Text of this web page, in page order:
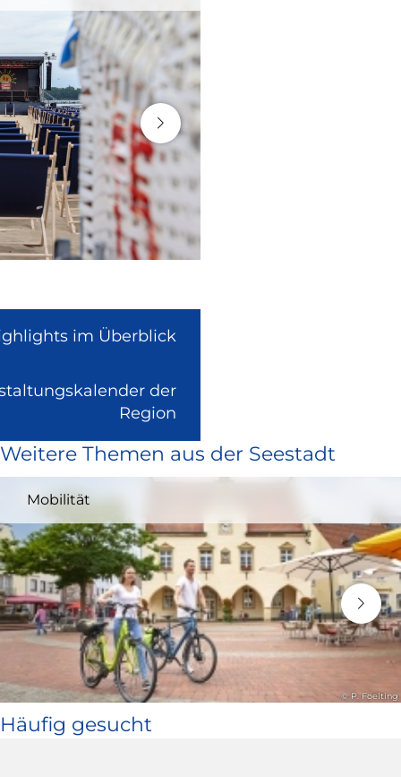
im Überblick
der
Region
extern
und
in
neuem
Fenster)
Weitere Themen aus der Seestadt
Mobilität
© P. Foelting
Häufig gesucht